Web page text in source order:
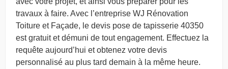
travaux à faire. Avec l’entreprise WJ Rénovation
Toiture et Façade, le devis pose de tapisserie 40350
est gratuit et démuni de tout engagement. Effectuez la
requête aujourd’hui et obtenez votre devis
personnalisé au plus tard demain à la même heure.